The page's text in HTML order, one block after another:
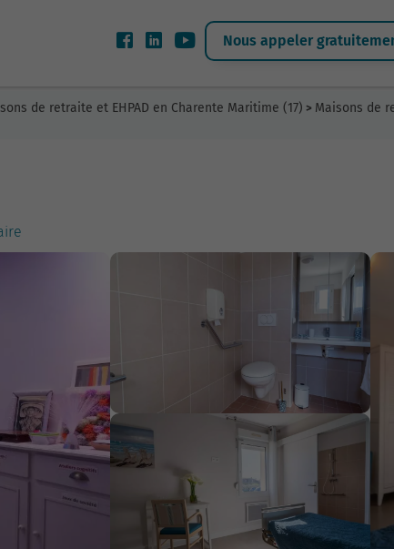
Nous appeler
de retraite et EHPAD en Charente Maritime (17) > Maisons de